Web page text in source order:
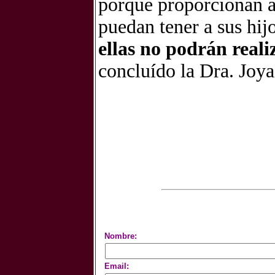
porque proporcionan
puedan tener a sus
ellas no podrán
concluído la Dra.
Nombre:
Email: